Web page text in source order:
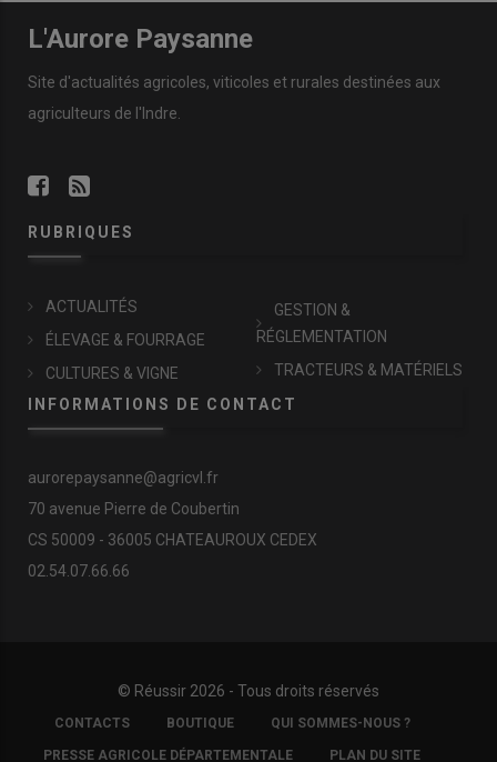
L'Aurore Paysanne
Site d'actualités agricoles, viticoles et rurales destinées aux
agriculteurs de l'Indre.
RUBRIQUES
ACTUALITÉS
ÉLEVAGE & FOURRAGE
CULTURES & VIGNE
GESTION &
RÉGLEMENTATION
TRACTEURS & MATÉRIELS
INFORMATIONS DE CONTACT
aurorepaysanne@agricvl.fr
70 avenue Pierre de Coubertin
CS 50009 - 36005 CHATEAUROUX CEDEX
02.54.07.66.66
© Réussir 2026 - Tous droits réservés
FOOTER
COPYRIGHT
CONTACTS BOUTIQUE QUI SOMMES-NOUS ?
PRESSE AGRICOLE DÉPARTEMENTALE PLAN DU SITE